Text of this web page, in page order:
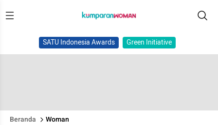
SATU Indonesia Awards Green Initiative
Beranda Woman